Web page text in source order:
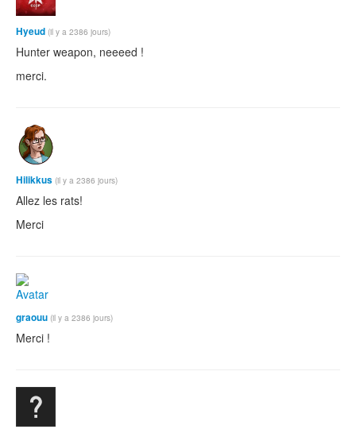
Hyeud (il y a 2386 jours)
Hunter weapon, neeeed !
merci.
Hilikkus (il y a 2386 jours)
Allez les rats!
Merci
graouu (il y a 2386 jours)
Merci !